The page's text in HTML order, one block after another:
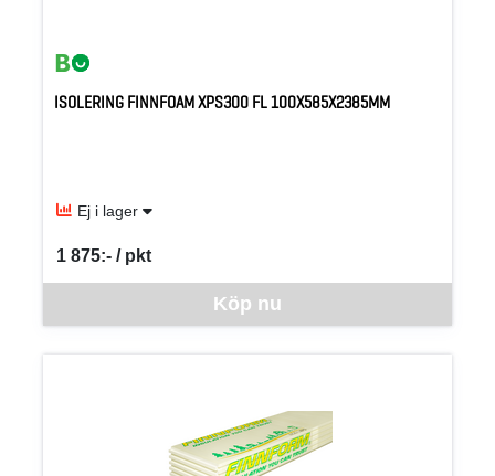
ISOLERING FINNFOAM XPS300 FL 100X585X2385MM
Ej i lager
Köp nu
1 875:- / pkt
SEK per PKT